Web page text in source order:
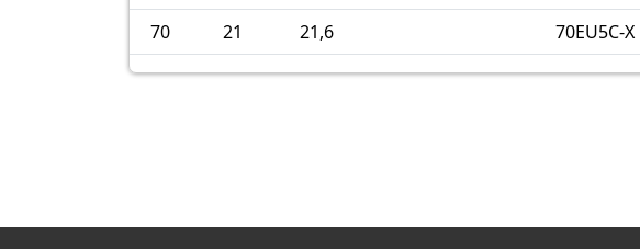
70
21 21,6 70EU5C-X